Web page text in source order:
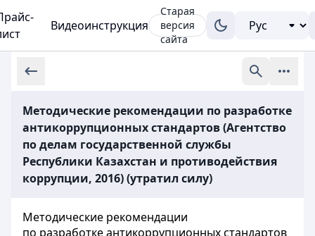
Видеоинструкция
Старая
версия
сайта
Методические рекомендации по разработке
антикоррупционных стандартов (Агентство
по делам государственной службы
Республики Казахстан и противодействия
коррупции, 2016) (утратил силу)
Методические рекомендации
по разработке антикоррупционных стандартов